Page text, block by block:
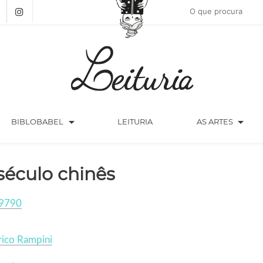
BIBLOBABEL arrow_drop_down LEITURIA AS ARTES arrow_drop_down
chinês
Rampini